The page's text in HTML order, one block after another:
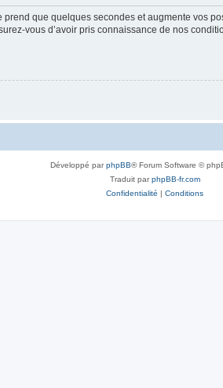
que quelques secondes et augmente vos
vous d’avoir pris connaissance de nos
Développé parphpBB® Forum Software ©
Traduit parphpBB-fr.com
Confidentialité | Conditions